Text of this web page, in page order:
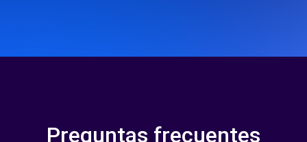
Preguntas frecuentes